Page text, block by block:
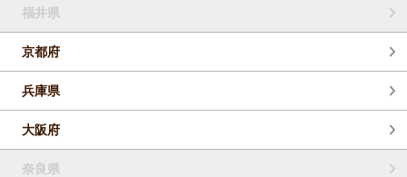
福井県
京都府
兵庫県
大阪府
奈良県